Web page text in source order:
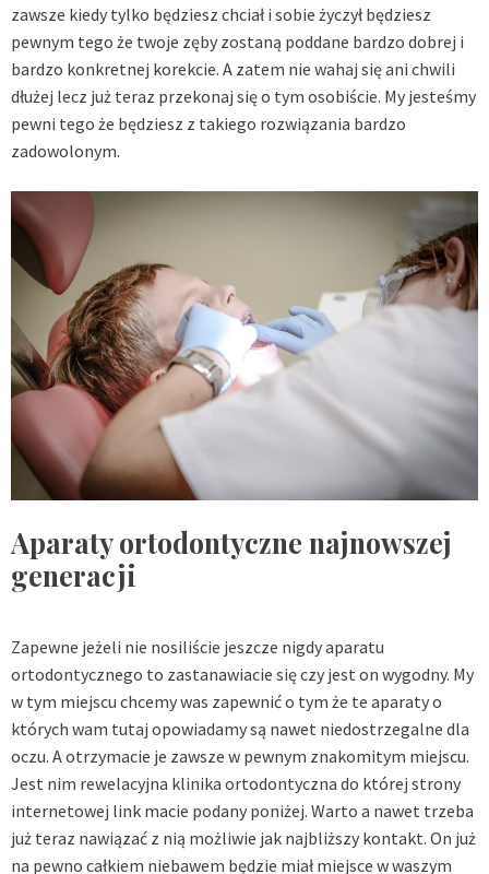
zawsze kiedy tylko będziesz chciał i sobie życzył będziesz
pewnym tego że twoje zęby zostaną poddane bardzo dobrej i
bardzo konkretnej korekcie. A zatem nie wahaj się ani chwili
dłużej lecz już teraz przekonaj się o tym osobiście. My jesteśmy
pewni tego że będziesz z takiego rozwiązania bardzo
zadowolonym.
Aparaty ortodontyczne najnowszej
generacji
Zapewne jeżeli nie nosiliście jeszcze nigdy aparatu
ortodontycznego to zastanawiacie się czy jest on wygodny. My
w tym miejscu chcemy was zapewnić o tym że te aparaty o
których wam tutaj opowiadamy są nawet niedostrzegalne dla
oczu. A otrzymacie je zawsze w pewnym znakomitym miejscu.
Jest nim rewelacyjna klinika ortodontyczna do której strony
internetowej link macie podany poniżej. Warto a nawet trzeba
już teraz nawiązać z nią możliwie jak najbliższy kontakt. On już
na pewno całkiem niebawem będzie miał miejsce w waszym